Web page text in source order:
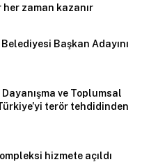
zaman kazanır
Başkan Adayını
ve Toplumsal
terör tehdidinden
hizmete açıldı